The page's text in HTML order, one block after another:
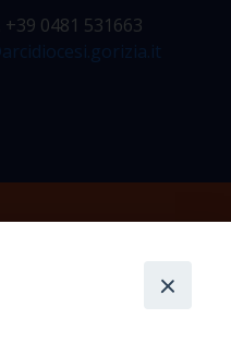
+39 0481 531663